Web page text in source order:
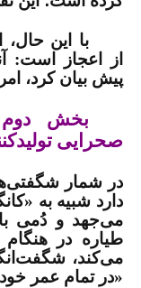
با این
از اعجاز است:
پیش بیان کرد،
بخش
صحرایی
در شمار
دارد شبیه به
می‌جهد و دُمی با
طیاره در
می‌کند،
«در تمام عمر